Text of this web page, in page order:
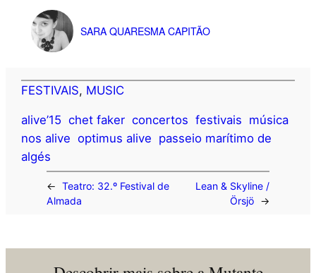
SARA QUARESMA CAPITÃO
FESTIVAIS, MUSIC
alive’15 chet faker concertos festivais música
nos alive optimus alive passeio marítimo de
algés
←
Teatro: 32.º Festival de
Almada
Lean & Skyline /
Örsjö
→